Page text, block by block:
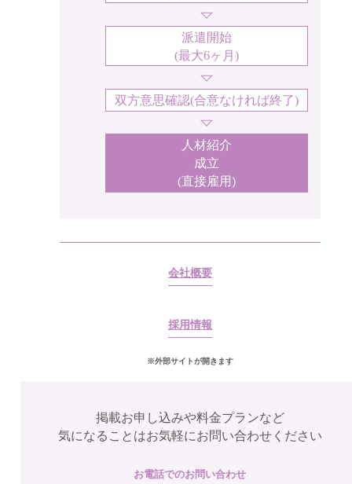
派遣開始
(最大6ヶ月)
双方意思確認(合意なければ終了)
人材紹介
成立
(直接雇用)
掲載お申し込みや料金プランなど
気になることはお気軽にお問い合わせください
お電話でのお問い合わせ
会社概要
採用情報
※外部サイトが開きます